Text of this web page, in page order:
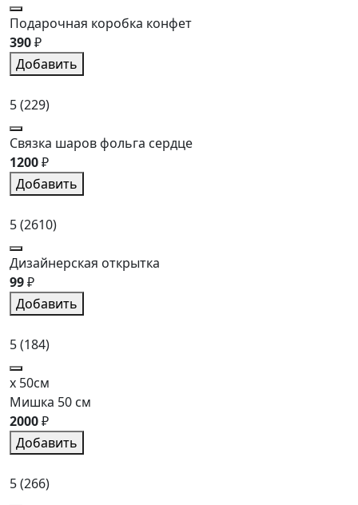
Подарочная коробка конфет
390₽
Добавить
5(229)
Связка шаров фольга сердце
1200₽
Добавить
5(2610)
Дизайнерская открытка
99₽
Добавить
5(184)
x 50см
Мишка 50 см
2000₽
Добавить
5(266)